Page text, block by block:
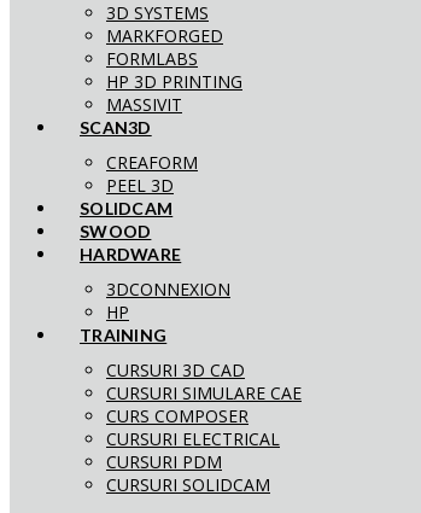
3D SYSTEMS
MARKFORGED
FORMLABS
HP 3D PRINTING
MASSIVIT
SCAN3D
CREAFORM
PEEL 3D
SOLIDCAM
SWOOD
HARDWARE
3DCONNEXION
HP
TRAINING
CURSURI 3D CAD
CURSURI SIMULARE CAE
CURS COMPOSER
CURSURI ELECTRICAL
CURSURI PDM
CURSURI SOLIDCAM